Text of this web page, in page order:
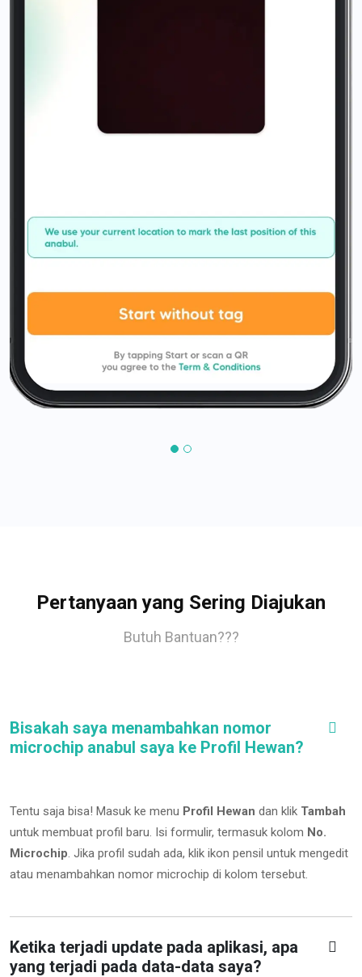
Pertanyaan yang Sering Diajukan
Butuh Bantuan???
Bisakah saya menambahkan nomor
microchip anabul saya ke Profil Hewan?
Tentu saja bisa! Masuk ke menu Profil Hewan dan klik Tambah
untuk membuat profil baru. Isi formulir, termasuk kolom No.
Microchip. Jika profil sudah ada, klik ikon pensil untuk mengedit
atau menambahkan nomor microchip di kolom tersebut.
Ketika terjadi update pada aplikasi, apa
yang terjadi pada data-data saya?